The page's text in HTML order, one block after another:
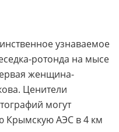
узнаваемое
ротонда на мысе
женщина-
Ценители
могут
Крымскую АЭС в 4 км